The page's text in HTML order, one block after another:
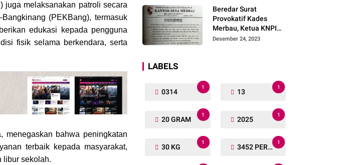
juga melaksanakan patroli secara
(PEKBang), termasuk
edukasi kepada pengguna
fisik selama berkendara, serta
menegaskan bahwa peningkatan
terbaik kepada masyarakat,
libur sekolah.
Pemuda Dan Agama
Pada pilkada Serentak
2024
Beredar Surat
Provokatif Kades
Merbau, Ketua KNPI
Riau: "Periksa, Tangkap
Desember 24, 2023
LABELS
0314
1
13
1
20 GRAM
1
2025
1
30 KG
1
3452 PERSONIL
1